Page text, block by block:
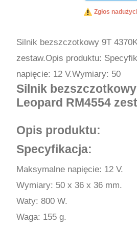
Zgłos
Silnik bezszczotkowy 9T
zestaw.Opis produktu:
napięcie: 12 V.Wymiary: 50
Silnik
Leopard RM4554
Opis produktu:
Specyfikacja:
Maksymalne napięcie: 12 V.
Wymiary: 50 x 36 x 36 mm.
Waty: 800 W.
Waga: 155 g.